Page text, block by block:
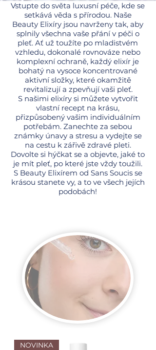
Vstupte do světa luxusní péče, kde se
setkává věda s přírodou. Naše
Beauty Elixíry jsou navrženy tak, aby
splnily všechna vaše přání v péči o
pleť. Ať už toužíte po mladistvém
vzhledu, dokonalé rovnováze nebo
komplexní ochraně, každý elixír je
bohatý na vysoce koncentrované
aktivní složky, které okamžitě
revitalizují a zpevňují vaši pleť.
S našimi elixíry si můžete vytvořit
vlastní recept na krásu,
přizpůsobený vašim individuálním
potřebám. Zanechte za sebou
známky únavy a stresu a vydejte se
na cestu k zářivě zdravé pleti.
Dovolte si hýčkat se a objevte, jaké to
je mít pleť, po které jste vždy toužili.
S Beauty Elixírem od Sans Soucis se
krásou stanete vy, a to ve všech jejích
podobách!
NOVINKA